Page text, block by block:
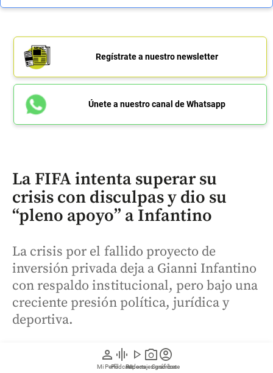
person
Mi Perfil
graphic_eq
Pódcast
play_arrow
Videos
photo_camera
Reportajes gráficos
account_circle
Suscríbete
Regístrate a nuestro newsletter
Únete a nuestro canal de Whatsapp
La FIFA intenta superar su
crisis con disculpas y dio su
“pleno apoyo” a Infantino
La crisis por el fallido proyecto de
inversión privada deja a Gianni Infantino
con respaldo institucional, pero bajo una
creciente presión política, jurídica y
deportiva.